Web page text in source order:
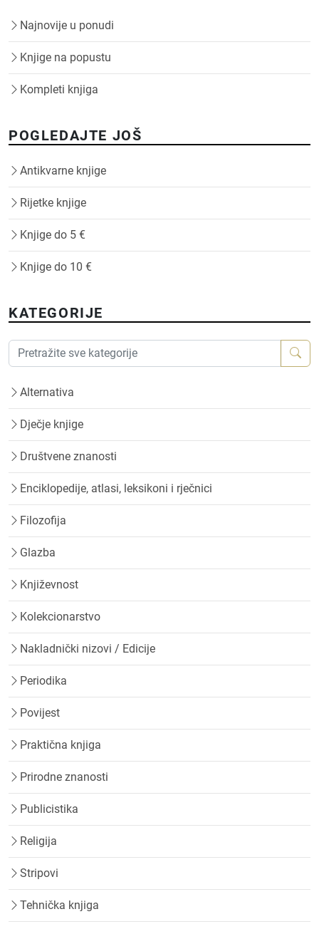
Najnovije u ponudi
Knjige na popustu
Kompleti knjiga
POGLEDAJTE JOŠ
Antikvarne knjige
Rijetke knjige
Knjige do 5 €
Knjige do 10 €
KATEGORIJE
Alternativa
Dječje knjige
Društvene znanosti
Enciklopedije, atlasi, leksikoni i rječnici
Filozofija
Glazba
Književnost
Kolekcionarstvo
Nakladnički nizovi / Edicije
Periodika
Povijest
Praktična knjiga
Prirodne znanosti
Publicistika
Religija
Stripovi
Tehnička knjiga